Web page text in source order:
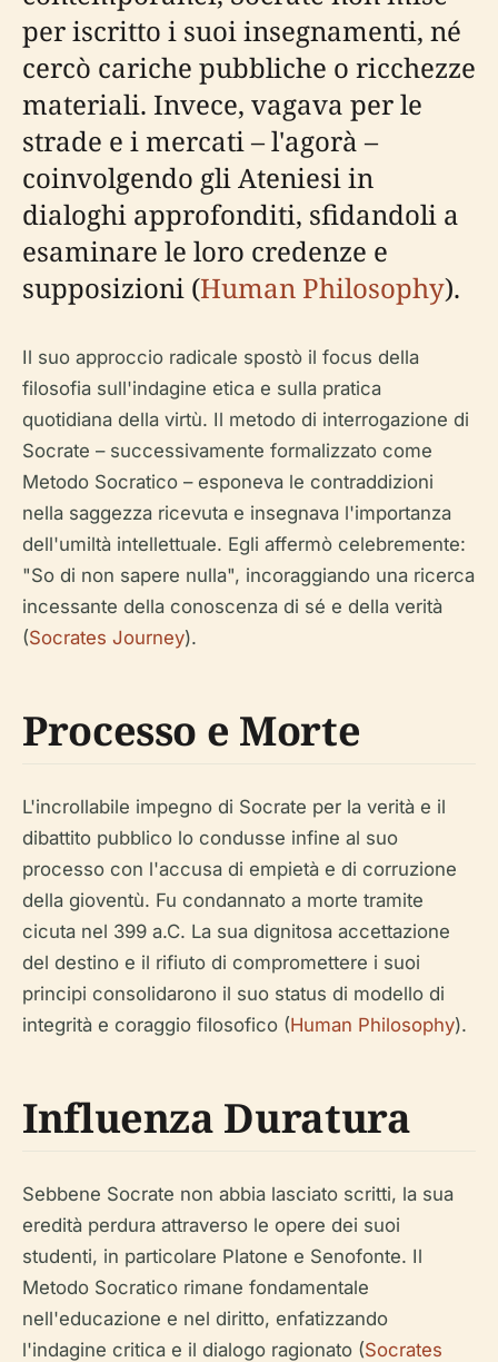
per iscritto i suoi insegnamenti, né
cercò cariche pubbliche o ricchezze
materiali. Invece, vagava per le
strade e i mercati – l'agorà –
coinvolgendo gli Ateniesi in
dialoghi approfonditi, sfidandoli a
esaminare le loro credenze e
supposizioni (Human Philosophy).
Il suo approccio radicale spostò il focus della
filosofia sull'indagine etica e sulla pratica
quotidiana della virtù. Il metodo di interrogazione di
Socrate – successivamente formalizzato come
Metodo Socratico – esponeva le contraddizioni
nella saggezza ricevuta e insegnava l'importanza
dell'umiltà intellettuale. Egli affermò celebremente:
"So di non sapere nulla", incoraggiando una ricerca
incessante della conoscenza di sé e della verità
(Socrates Journey).
Processo e Morte
L'incrollabile impegno di Socrate per la verità e il
dibattito pubblico lo condusse infine al suo
processo con l'accusa di empietà e di corruzione
della gioventù. Fu condannato a morte tramite
cicuta nel 399 a.C. La sua dignitosa accettazione
del destino e il rifiuto di compromettere i suoi
principi consolidarono il suo status di modello di
integrità e coraggio filosofico (Human Philosophy).
Influenza Duratura
Sebbene Socrate non abbia lasciato scritti, la sua
eredità perdura attraverso le opere dei suoi
studenti, in particolare Platone e Senofonte. Il
Metodo Socratico rimane fondamentale
nell'educazione e nel diritto, enfatizzando
l'indagine critica e il dialogo ragionato (Socrates